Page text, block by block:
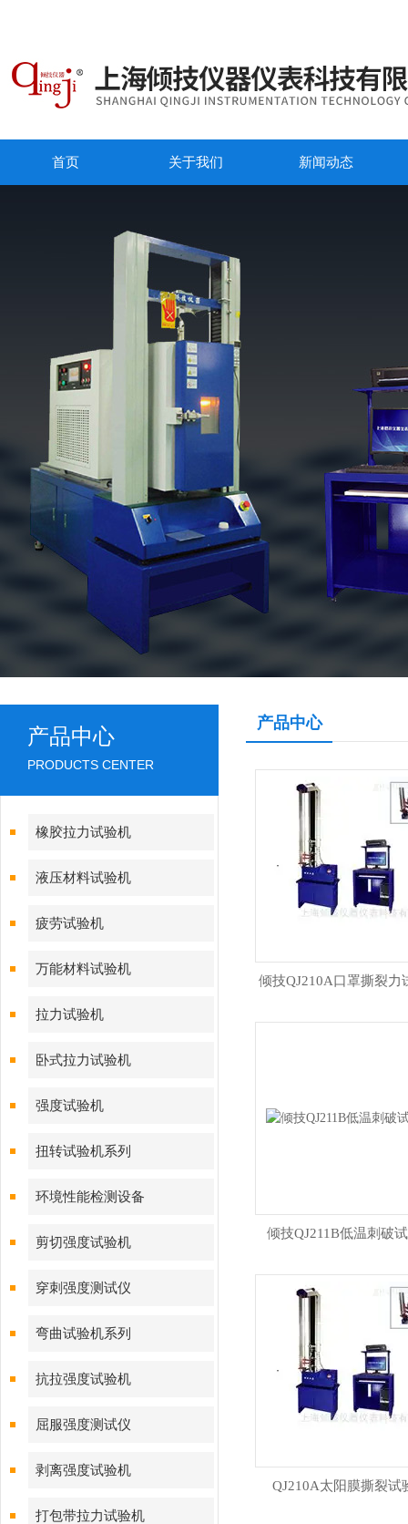
首页 关于我们 新闻动态
产品中心
PRODUCTS CENTER
橡胶拉力试验机
液压材料试验机
疲劳试验机
万能材料试验机
拉力试验机
卧式拉力试验机
强度试验机
扭转试验机系列
环境性能检测设备
剪切强度试验机
穿刺强度测试仪
弯曲试验机系列
抗拉强度试验机
屈服强度测试仪
剥离强度试验机
打包带拉力试验机
产品中心
倾技QJ210A口罩撕裂力
倾技QJ211B低温刺破
QJ210A太阳膜撕裂试